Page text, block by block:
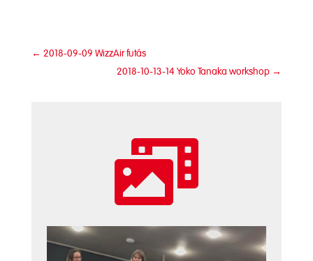
← 2018-09-09 WizzAir futás
2018-10-13-14 Yoko Tanaka workshop →
